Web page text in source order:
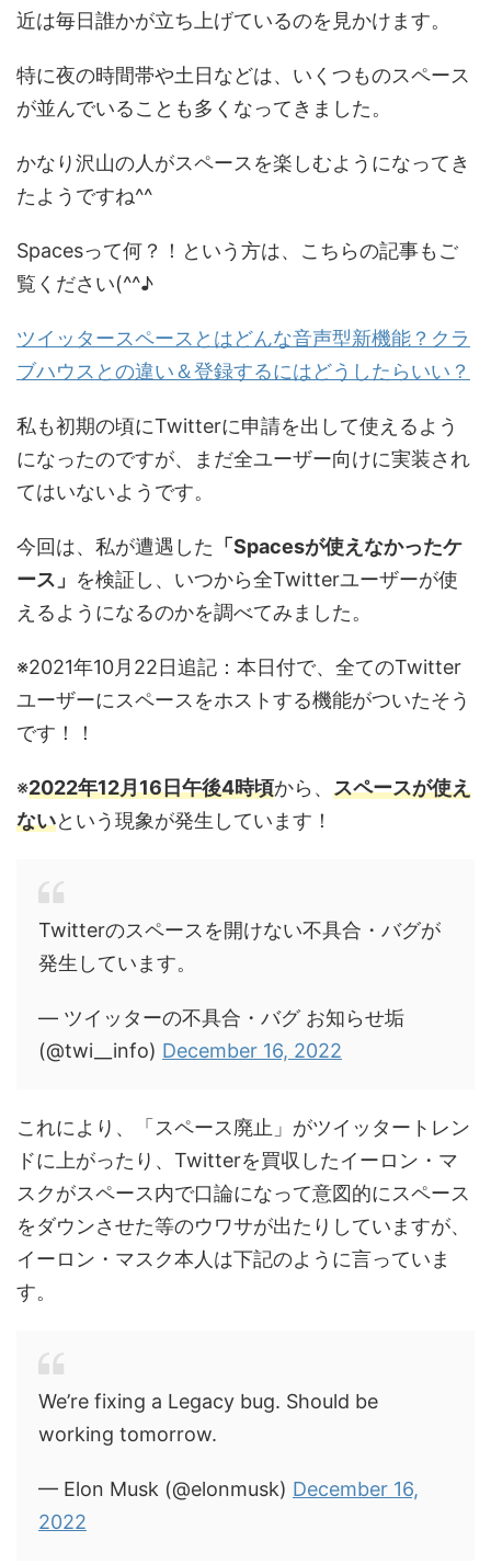
近は毎日誰かが立ち上げているのを見かけます。
特に夜の時間帯や土日などは、いくつものスペース
が並んでいることも多くなってきました。
かなり沢山の人がスペースを楽しむようになってき
たようですね^^
Spacesって何？！という方は、こちらの記事もご
覧ください(^^♪
ツイッタースペースとはどんな音声型新機能？クラ
ブハウスとの違い＆登録するにはどうしたらいい？
私も初期の頃にTwitterに申請を出して使えるよう
になったのですが、まだ全ユーザー向けに実装され
てはいないようです。
今回は、私が遭遇した 「Spacesが使えなかったケ
ース」 を検証し、いつから全Twitterユーザーが使
えるようになるのかを調べてみました。
※2021年10月22日追記：本日付で、全てのTwitter
ユーザーにスペースをホストする機能がついたそう
です！！
※2022年12月16日午後4時頃から、 スペースが使え
ないという現象が発生しています！
Twitterのスペースを開けない不具合・バグが
発生しています。
— ツイッターの不具合・バグ お知らせ垢
(@twi__info) December 16, 2022
これにより、「スペース廃止」がツイッタートレン
ドに上がったり、Twitterを買収したイーロン・マ
スクがスペース内で口論になって意図的にスペース
をダウンさせた等のウワサが出たりしていますが、
イーロン・マスク本人は下記のように言っていま
す。
We’re fixing a Legacy bug. Should be
working tomorrow.
— Elon Musk (@elonmusk) December 16,
2022